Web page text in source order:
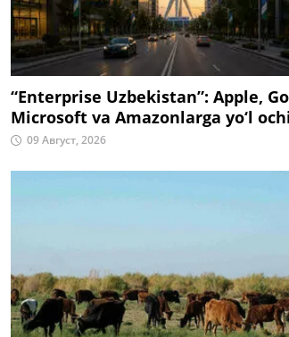
“Enterprise Uzbekistan”: Apple,
Microsoft va Amazonlarga yo‘l
09 Август, 2026